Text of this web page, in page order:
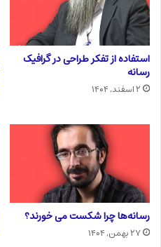
استفاده از تفکر طراحی در گرافیک
رسانه
۲ اسفند, ۱۴۰۴
رسانه‌ها چرا شکست می خورند؟
۲۷ بهمن, ۱۴۰۴